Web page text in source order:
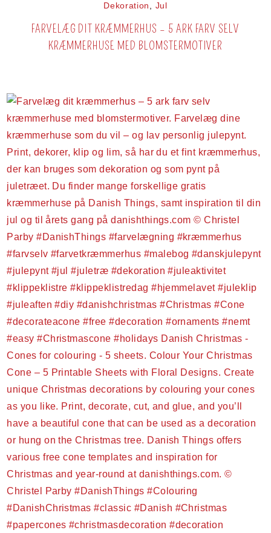
Dekoration Jul
FARVELÆG DIT KRÆMMERHUS – 5 ARK FARV SELV
KRÆMMERHUSE MED BLOMSTERMOTIVER